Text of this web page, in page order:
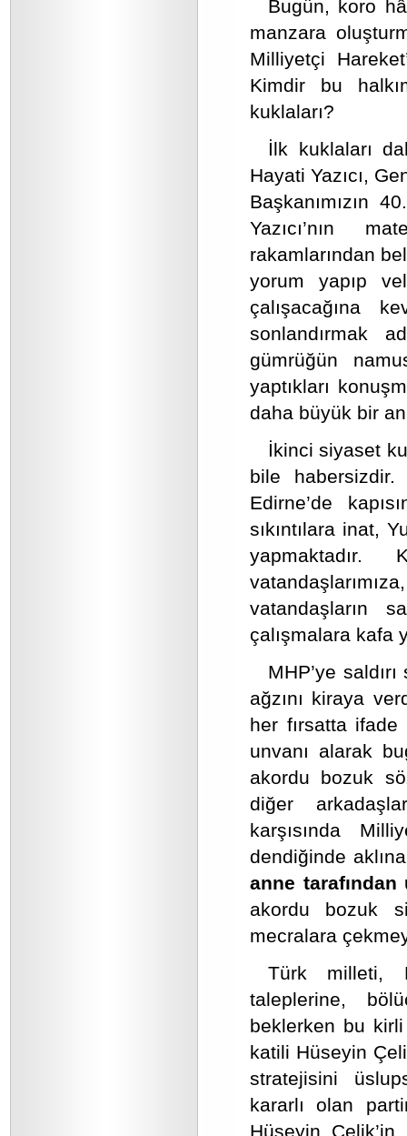
Bugün, koro
manzara
Milliyetçi
Kimdir bu
kuklaları?
İlk kuklaları
Hayati Yazıcı,
Başkanımızın
Yazıcı’nın
rakamlarından
yorum yapıp
çalışacağına
sonlandırmak
gümrüğün
yaptıkları
daha büyük bir
İkinci siyaset
bile
Edirne’de
sıkıntılara inat,
vatandaşların
çalışmalara kafa
MHP’ye
ağzını kiraya
her fırsatta
unvanı alarak
akordu bozuk
diğer
karşısında
dendiğinde
anne tarafından
akordu bozuk
mecralara
Türk milleti,
taleplerine,
beklerken bu
katili Hüseyin
stratejisini
kararlı olan
Hüseyin